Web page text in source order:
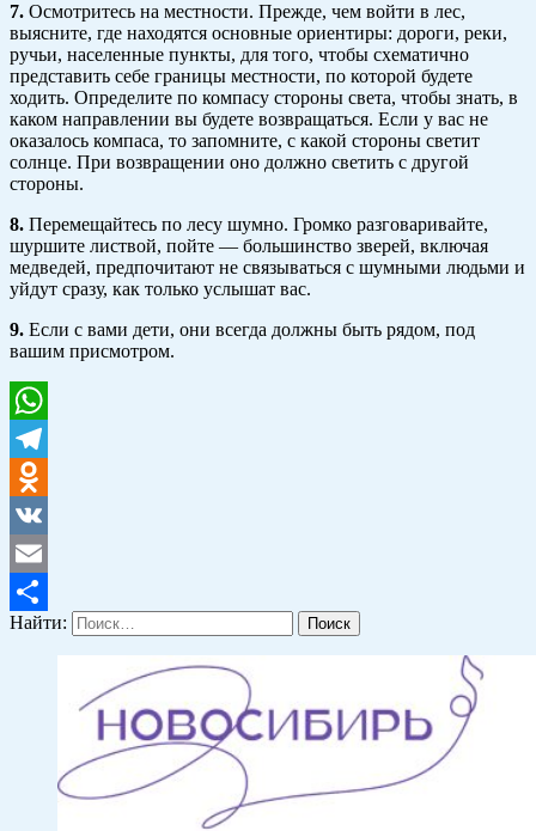
7. Осмотритесь на местности. Прежде, чем войти в лес,
выясните, где находятся основные ориентиры: дороги, реки,
ручьи, населенные пункты, для того, чтобы схематично
представить себе границы местности, по которой будете
ходить. Определите по компасу стороны света, чтобы знать, в
каком направлении вы будете возвращаться. Если у вас не
оказалось компаса, то запомните, с какой стороны светит
солнце. При возвращении оно должно светить с другой
стороны.
8. Перемещайтесь по лесу шумно. Громко разговаривайте,
шуршите листвой, пойте — большинство зверей, включая
медведей, предпочитают не связываться с шумными людьми и
уйдут сразу, как только услышат вас.
9. Если с вами дети, они всегда должны быть рядом, под
вашим присмотром.
WhatsApp
Telegram
Odnoklassniki
VK
Email
Отправить
Найти: